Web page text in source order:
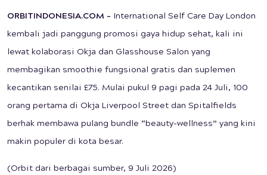
ORBITINDONESIA.COM – International Self Care Day London
kembali jadi panggung promosi gaya hidup sehat, kali ini
lewat kolaborasi Okja dan Glasshouse Salon yang
membagikan smoothie fungsional gratis dan suplemen
kecantikan senilai £75. Mulai pukul 9 pagi pada 24 Juli, 100
orang pertama di Okja Liverpool Street dan Spitalfields
berhak membawa pulang bundle “beauty-wellness” yang kini
makin populer di kota besar.
(Orbit dari berbagai sumber, 9 Juli 2026)